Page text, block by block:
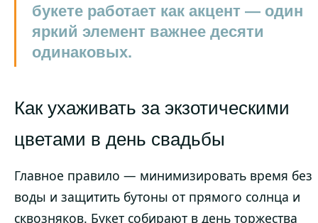
букете работает как акцент — один
яркий элемент важнее десяти
одинаковых.
Как ухаживать за экзотическими
цветами в день свадьбы
Главное правило — минимизировать время без
воды и защитить бутоны от прямого солнца и
сквозняков. Букет собирают в день торжества